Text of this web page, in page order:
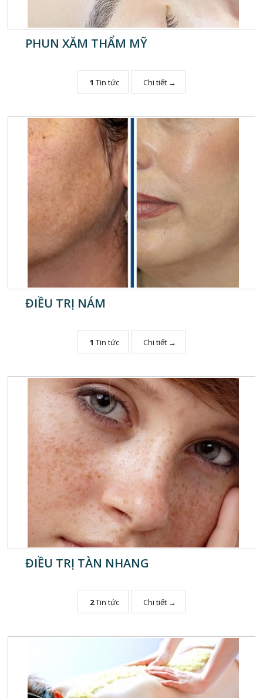
PHUN XĂM THẨM MỸ
1 Tin tức Chi tiết →
ĐIỀU TRỊ NÁM
1 Tin tức Chi tiết →
ĐIỀU TRỊ TÀN NHANG
2Tin tức Chi tiết →